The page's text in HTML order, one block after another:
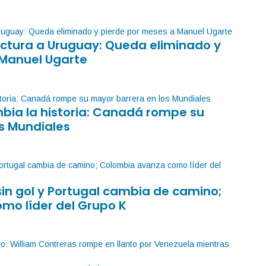
a Uruguay: Queda eliminado y
Ugarte
la historia: Canadá rompe su
Mundiales
gol y Portugal cambia de camino;
líder del Grupo K